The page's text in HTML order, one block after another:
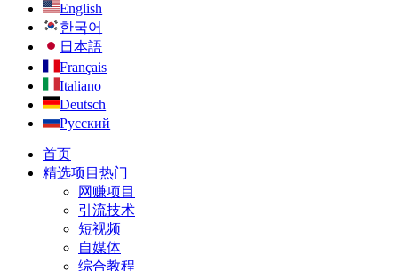
English
한국어
日本語
Français
Italiano
Deutsch
Русский
首页
精选项目 热门
网赚项目
引流技术
短视频
自媒体
综合教程